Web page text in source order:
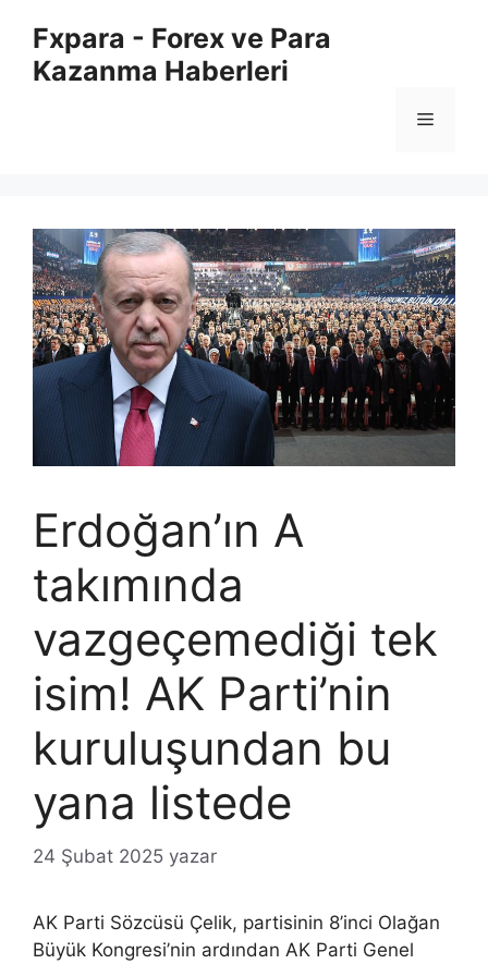
Fxpara - Forex ve Para
Kazanma Haberleri
Menü
Erdoğan’ın A
takımında
vazgeçemediği tek
isim! AK Parti’nin
kuruluşundan bu
yana listede
24 Şubat 2025 yazar
AK Parti Sözcüsü Çelik, partisinin 8’inci Olağan
Büyük Kongresi’nin ardından AK Parti Genel